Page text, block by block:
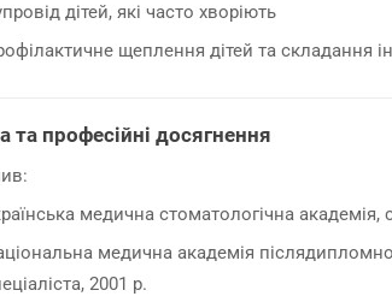
дітей, які часто хворіють
щеплення дітей та складання
та професійні досягнення
медична стоматологічна академія,
медична академія
2001 р.